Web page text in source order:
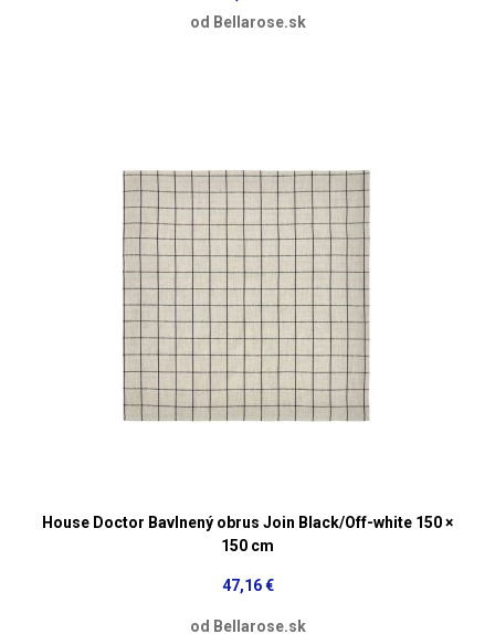
od Bellarose.sk
House Doctor Bavlnený obrus Join Black/Off-white 150 ×
150 cm
47,16 €
od Bellarose.sk